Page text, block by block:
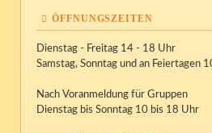
ÖFFNUNGSZEITEN
Dienstag - Freitag 14 - 18 Uhr
Samstag, Sonntag und an Feiertagen
Nach Voranmeldung für Gruppen
Dienstag bis Sonntag 10 bis 18 Uhr